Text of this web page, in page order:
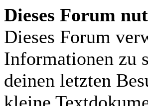
Dieses Forum
Dieses Forum
Informationen zu
deinen letzten